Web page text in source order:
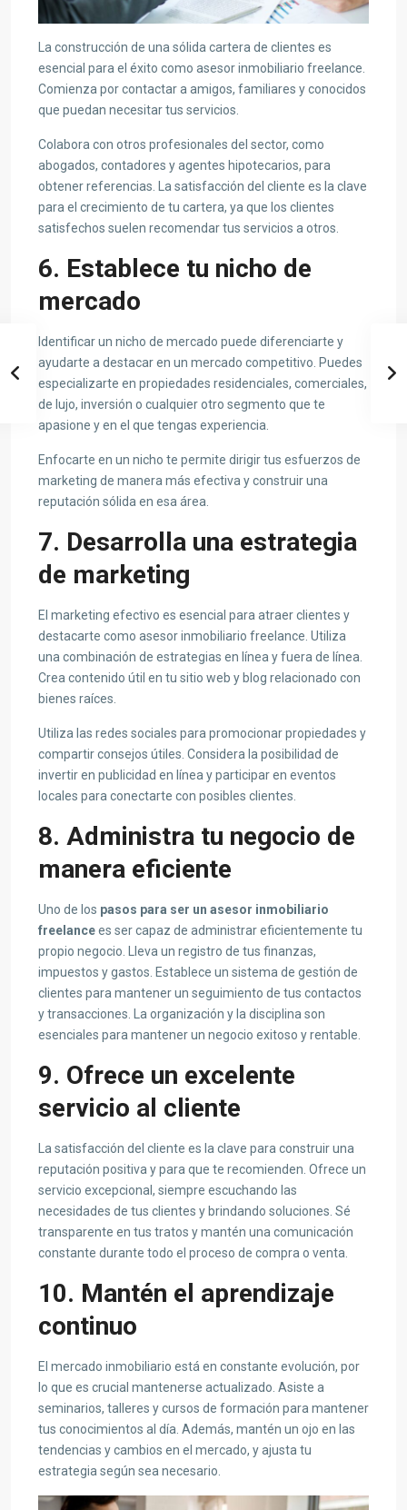
La construcción de una sólida cartera de clientes es
esencial para el éxito como asesor inmobiliario freelance.
Comienza por contactar a amigos, familiares y conocidos
que puedan necesitar tus servicios.
Colabora con otros profesionales del sector, como
abogados, contadores y agentes hipotecarios, para
obtener referencias. La satisfacción del cliente es la clave
para el crecimiento de tu cartera, ya que los clientes
satisfechos suelen recomendar tus servicios a otros.
6. Establece tu nicho de
mercado
Identificar un nicho de mercado puede diferenciarte y
ayudarte a destacar en un mercado competitivo. Puedes
especializarte en propiedades residenciales, comerciales,
de lujo, inversión o cualquier otro segmento que te
apasione y en el que tengas experiencia.
Enfocarte en un nicho te permite dirigir tus esfuerzos de
marketing de manera más efectiva y construir una
reputación sólida en esa área.
7. Desarrolla una estrategia
de marketing
El marketing efectivo es esencial para atraer clientes y
destacarte como asesor inmobiliario freelance. Utiliza
una combinación de estrategias en línea y fuera de línea.
Crea contenido útil en tu sitio web y blog relacionado con
bienes raíces.
Utiliza las redes sociales para promocionar propiedades y
compartir consejos útiles. Considera la posibilidad de
invertir en publicidad en línea y participar en eventos
locales para conectarte con posibles clientes.
8. Administra tu negocio de
manera eficiente
Uno de los pasos para ser un asesor inmobiliario
freelancees ser capaz de administrar eficientemente tu
propio negocio. Lleva un registro de tus finanzas,
impuestos y gastos. Establece un sistema de gestión de
clientes para mantener un seguimiento de tus contactos
y transacciones. La organización y la disciplina son
esenciales para mantener un negocio exitoso y rentable.
9. Ofrece un excelente
servicio al cliente
La satisfacción del cliente es la clave para construir una
reputación positiva y para que te recomienden. Ofrece un
servicio excepcional, siempre escuchando las
necesidades de tus clientes y brindando soluciones. Sé
transparente en tus tratos y mantén una comunicación
constante durante todo el proceso de compra o venta.
10. Mantén el aprendizaje
continuo
El mercado inmobiliario está en constante evolución, por
lo que es crucial mantenerse actualizado. Asiste a
seminarios, talleres y cursos de formación para mantener
tus conocimientos al día. Además, mantén un ojo en las
tendencias y cambios en el mercado, y ajusta tu
estrategia según sea necesario.